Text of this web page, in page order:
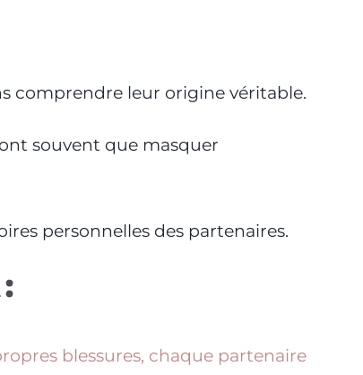
comprendre leur origine véritable.
souvent que masquer
personnelles des partenaires.
blessures, chaque partenaire